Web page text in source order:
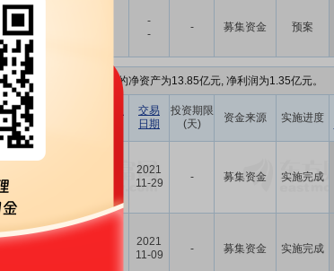
-
-
- 募集资金 预案
益400.6万 , 本年度财报的净资产为13.85亿元, 净利润为1.35亿元。
协议签署方
交易
日期
投资期限
(天)
资金来源 实施进度
上海浦东发
2021
11-29
- 募集资金 实施完成
中国工商银
行股份有限
2021
11-09
- 募集资金 实施完成